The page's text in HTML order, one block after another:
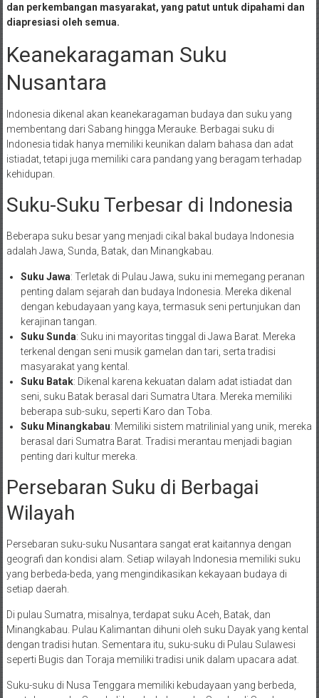
dan perkembangan masyarakat, yang patut untuk dipahami dan
diapresiasi oleh semua.
Keanekaragaman Suku
Nusantara
Indonesia dikenal akan keanekaragaman budaya dan suku yang
membentang dari Sabang hingga Merauke. Berbagai suku di
Indonesia tidak hanya memiliki keunikan dalam bahasa dan adat
istiadat, tetapi juga memiliki cara pandang yang beragam terhadap
kehidupan.
Suku-Suku Terbesar di Indonesia
Beberapa suku besar yang menjadi cikal bakal budaya Indonesia
adalah Jawa, Sunda, Batak, dan Minangkabau.
Suku Jawa: Terletak di Pulau Jawa, suku ini memegang peranan
penting dalam sejarah dan budaya Indonesia. Mereka dikenal
dengan kebudayaan yang kaya, termasuk seni pertunjukan dan
kerajinan tangan.
Suku Sunda: Suku ini mayoritas tinggal di Jawa Barat. Mereka
terkenal dengan seni musik gamelan dan tari, serta tradisi
masyarakat yang kental.
Suku Batak: Dikenal karena kekuatan dalam adat istiadat dan
seni, suku Batak berasal dari Sumatra Utara. Mereka memiliki
beberapa sub-suku, seperti Karo dan Toba.
Suku Minangkabau: Memiliki sistem matrilinial yang unik, mereka
berasal dari Sumatra Barat. Tradisi merantau menjadi bagian
penting dari kultur mereka.
Persebaran Suku di Berbagai
Wilayah
Persebaran suku-suku Nusantara sangat erat kaitannya dengan
geografi dan kondisi alam. Setiap wilayah Indonesia memiliki suku
yang berbeda-beda, yang mengindikasikan kekayaan budaya di
setiap daerah.
Di pulau Sumatra, misalnya, terdapat suku Aceh, Batak, dan
Minangkabau. Pulau Kalimantan dihuni oleh suku Dayak yang kental
dengan tradisi hutan. Sementara itu, suku-suku di Pulau Sulawesi
seperti Bugis dan Toraja memiliki tradisi unik dalam upacara adat.
Suku-suku di Nusa Tenggara memiliki kebudayaan yang berbeda,